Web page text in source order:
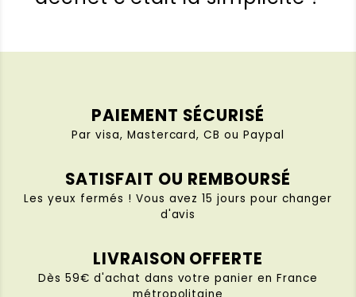
PAIEMENT SÉCURISÉ
Par visa, Mastercard, CB ou Paypal
SATISFAIT OU REMBOURSÉ
Les yeux fermés ! Vous avez 15 jours pour changer
d'avis
LIVRAISON OFFERTE
Dès 59€ d'achat dans votre panier en France